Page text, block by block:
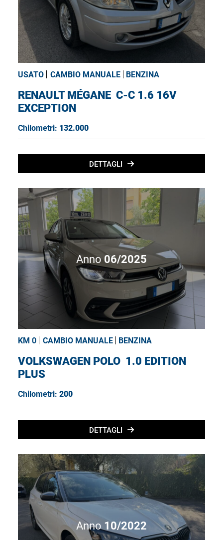
USATO CAMBIO MANUALE BENZINA
RENAULT MÉGANE C-C 1.6 16V
EXCEPTION
Chilometri: 132.000
DETTAGLI
Anno 06/2025
KM 0 CAMBIO MANUALE BENZINA
VOLKSWAGEN POLO 1.0 EDITION
PLUS
Chilometri: 200
DETTAGLI
Anno 10/2022